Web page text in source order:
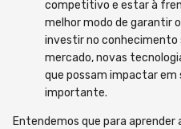
competitivo e estar à
melhor modo de garantir
investir no conhecimento
mercado, novas
que possam impactar em
importante.
Entendemos que para aprender